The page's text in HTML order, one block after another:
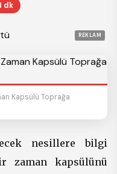
dk
REKLAM
Kapsülü Toprağa
nesillere bilgi
zaman kapsülünü